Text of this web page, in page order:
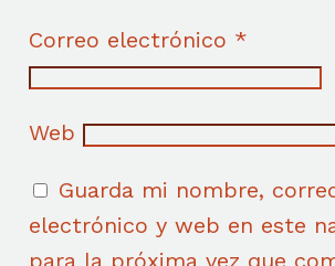
Correo electrónico *
Web
Guarda mi nombre,
electrónico y web en este
para la próxima vez que